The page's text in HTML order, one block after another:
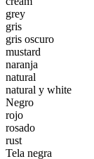
grey
gris
gris oscuro
mustard
naranja
natural
natural y white
Negro
rojo
rosado
rust
Tela negra